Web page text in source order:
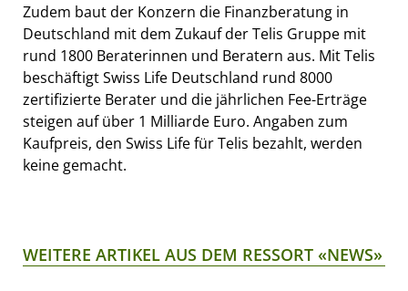
Zudem baut der Konzern die Finanzberatung in
Deutschland mit dem Zukauf der Telis Gruppe mit
rund 1800 Beraterinnen und Beratern aus. Mit Telis
beschäftigt Swiss Life Deutschland rund 8000
zertifizierte Berater und die jährlichen Fee-Erträge
steigen auf über 1 Milliarde Euro. Angaben zum
Kaufpreis, den Swiss Life für Telis bezahlt, werden
keine gemacht.
WEITERE ARTIKEL AUS DEM RESSORT «NEWS»